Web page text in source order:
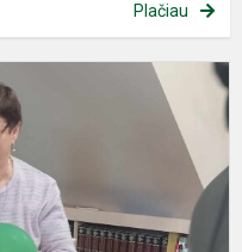
Plačiau